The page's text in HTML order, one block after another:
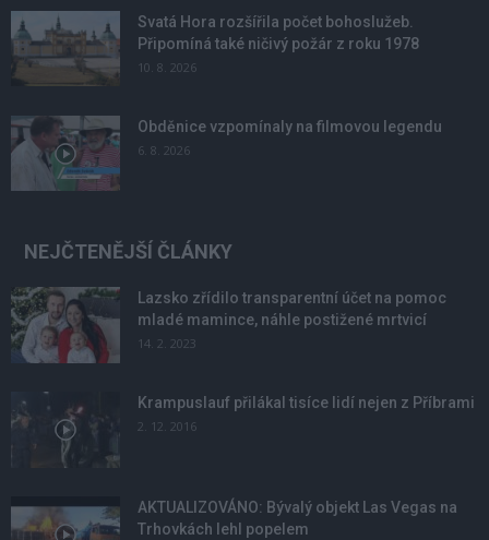
Svatá Hora rozšířila počet bohoslužeb.
Připomíná také ničivý požár z roku 1978
10. 8. 2026
Obděnice vzpomínaly na filmovou legendu
6. 8. 2026
NEJČTENĚJŠÍ ČLÁNKY
Lazsko zřídilo transparentní účet na pomoc
mladé mamince, náhle postižené mrtvicí
14. 2. 2023
Krampuslauf přilákal tisíce lidí nejen z Příbrami
2. 12. 2016
AKTUALIZOVÁNO: Bývalý objekt Las Vegas na
Trhovkách lehl popelem